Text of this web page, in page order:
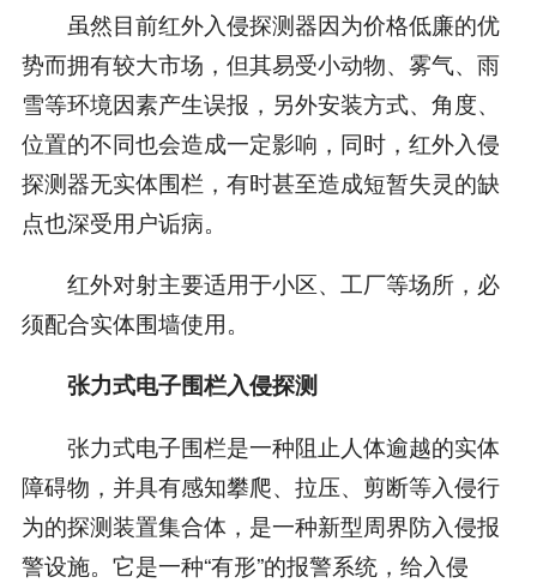
虽然目前红外入侵探测器因为价格低廉的优
势而拥有较大市场，但其易受小动物、雾气、雨
雪等环境因素产生误报，另外安装方式、角度、
位置的不同也会造成一定影响，同时，红外入侵
探测器无实体围栏，有时甚至造成短暂失灵的缺
点也深受用户诟病。
红外对射主要适用于小区、工厂等场所，必
须配合实体围墙使用。
张力式电子围栏入侵探测
张力式电子围栏是一种阻止人体逾越的实体
障碍物，并具有感知攀爬、拉压、剪断等入侵行
为的探测装置集合体，是一种新型周界防入侵报
警设施。它是一种“有形”的报警系统，给入侵